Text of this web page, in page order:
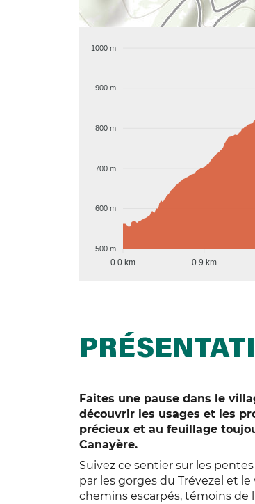
1000 m
900 m
800 m
700 m
600 m
500 m
0.0 km 0.9 km
Faites une pause dans le
découvrir les usages et les
précieux et au feuillage
Canayère.
Suivez ce sentier sur les
par les gorges du Trévezel et
chemins escarpés, témoins de